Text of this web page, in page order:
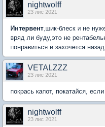
nightwolff
23 лис 2021
Интервент,шик-блеск и не
вряд ли буду,это не
понравиться и захочется
VETALZZZ
23 лис 2021
покрась капот, покатайся,
nightwolff
23 лис 2021